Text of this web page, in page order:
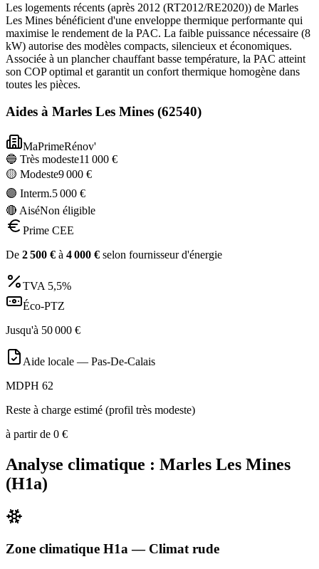
Les logements récents (après 2012 (RT2012/RE2020)) de Marles
Les Mines bénéficient d'une enveloppe thermique performante qui
maximise le rendement de la PAC. La faible puissance nécessaire (8
kW) autorise des modèles compacts, silencieux et économiques.
Associée à un plancher chauffant basse température, la PAC atteint
son COP optimal et garantit un confort thermique homogène dans
toutes les pièces.
Aides à Marles Les Mines (62540)
MaPrimeRénov'
🔵 Très modeste11 000 €
🟡 Modeste9 000 €
🟣 Interm.5 000 €
🔴 AiséNon éligible
Prime CEE
De 2 500 € à 4 000 € selon fournisseur d'énergie
TVA 5,5%
Éco-PTZ
Jusqu'à 50 000 €
Aide locale — Pas-De-Calais
MDPH 62
Reste à charge estimé (profil très modeste)
à partir de 0 €
Analyse climatique : Marles Les Mines
(H1a)
Zone climatique H1a — Climat rude